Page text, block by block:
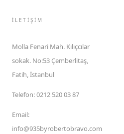
İLETIŞIM
Molla Fenari Mah. Kılıçcılar
sokak. No:53 Çemberlitaş,
Fatih, İstanbul
Telefon:0212 520 03 87
Email:
info@935byrobertobravo.com